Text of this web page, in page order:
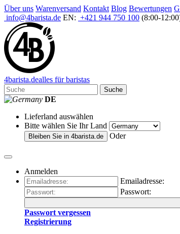
Über uns Warenversand Kontakt Blog Bewertungen
info@4barista.de EN: +421 944 750 100 (8:00-
4barista.dealles für baristas
Suche
DE
Lieferland auswählen
Bitte wählen Sie Ihr Land
Bleiben Sie in 4barista.de Oder
Anmelden
Emailadresse:
Passwort:
Passwort vergessen
Registrierung